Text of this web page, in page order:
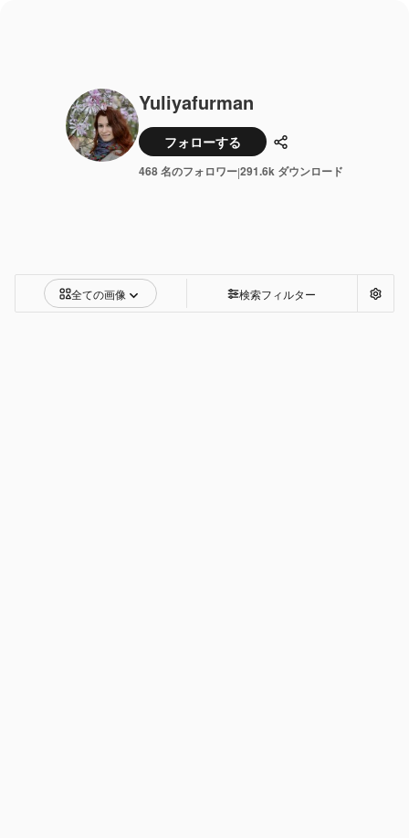
Yuliyafurman
フォローする 共有
468 名のフォロワー|291.6k ダウンロード
全ての画像 検索フィルター